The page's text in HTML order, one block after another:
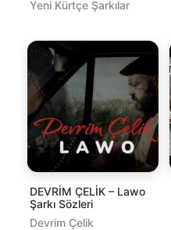
Yeni Kürtçe Şarkılar
DEVRİM ÇELİK – Lawo
Şarkı Sözleri
Devrim Çelik